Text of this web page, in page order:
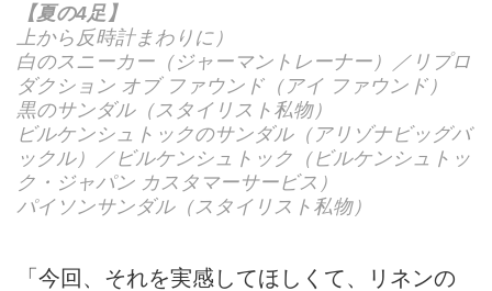
【夏の4足】
上から反時計まわりに）
白のスニーカー（ジャーマントレーナー）／リプロ
ダクション オブ ファウンド（アイ ファウンド）
黒のサンダル（スタイリスト私物）
ビルケンシュトックのサンダル（アリゾナビッグバ
ックル）／ビルケンシュトック（ビルケンシュトッ
ク・ジャパン カスタマーサービス）
パイソンサンダル（スタイリスト私物）
「今回、それを実感してほしくて、リネンの